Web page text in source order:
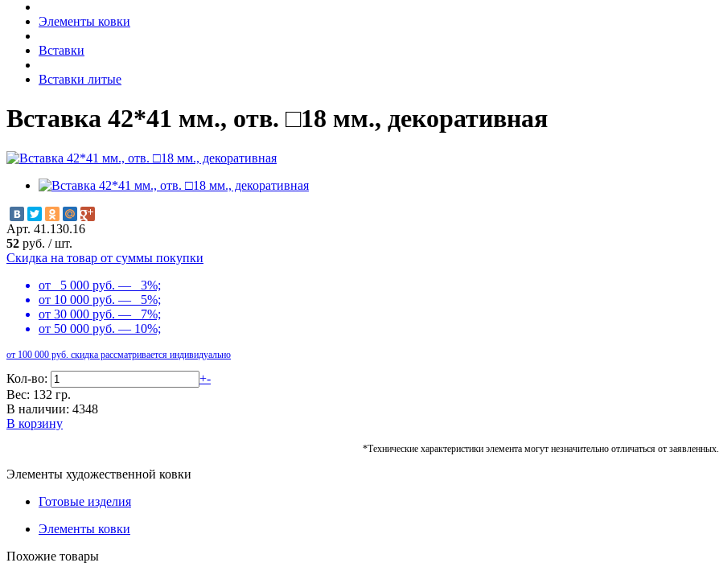
Элементы ковки
Вставки
Вставки литые
Вставка 42*41 мм., отв. □18 мм., декоративная
Арт. 41.130.16
52 руб. /шт.
Скидка на товар от суммы покупки
от 5 000 руб. — 3%;
от 10 000 руб. — 5%;
от 30 000 руб. — 7%;
от 50 000 руб. — 10%;
от 100 000 руб. скидка рассматривается индивидуально
Кол-во: +-
Вес: 132 гр.
В наличии: 4348
В корзину
*Технические характеристики элемента могут незначительно отличаться от заявленных.
Элементы художественной ковки
Готовые изделия
Элементы ковки
Похожие товары